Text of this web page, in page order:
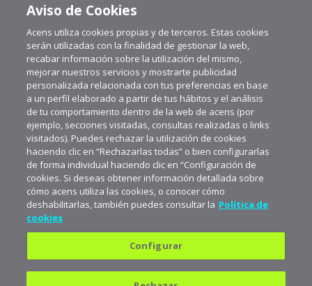
Política de privacidad
Política de cookies
Aviso de Cookies
Acens utiliza cookies propias y de terceros. Estas cookies
serán utilizadas con la finalidad de gestionar la web,
recabar información sobre la utilización del mismo,
mejorar nuestros servicios y mostrarte publicidad
personalizada relacionada con tus preferencias en base
a un perfil elaborado a partir de tus hábitos y el análisis
de tu comportamiento dentro de la web de acens (por
ejemplo, secciones visitadas, consultas realizadas o links
visitados). Puedes rechazar la utilización de cookies
haciendo clic en “Rechazarlas todas” o bien configurarlas
de forma individual haciendo clic en “Configuración de
cookies. Si deseas obtener información detallada sobre
cómo acens utiliza las cookies, o conocer cómo
deshabilitarlas, también puedes consultar la Política de
cookies
Configurar